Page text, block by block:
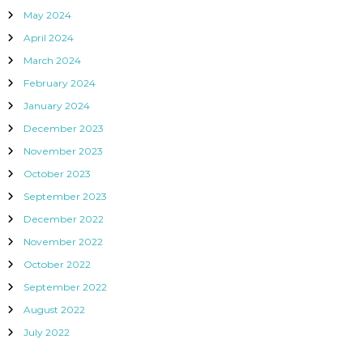
May 2024
April 2024
March 2024
February 2024
January 2024
December 2023
November 2023
October 2023
September 2023
December 2022
November 2022
October 2022
September 2022
August 2022
July 2022